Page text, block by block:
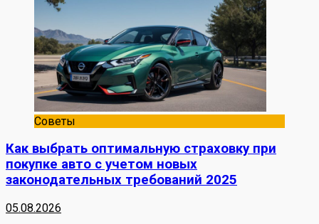
Советы
Как выбрать оптимальную страховку при
покупке авто с учетом новых
законодательных требований 2025
05.08.2026